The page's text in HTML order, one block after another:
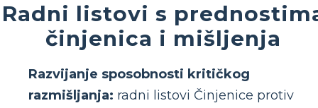
Radni listovi s
činjenica i mišljenja
Razvijanje sposobnosti kritičkog
razmišljanja: radni listovi Činjenice protiv